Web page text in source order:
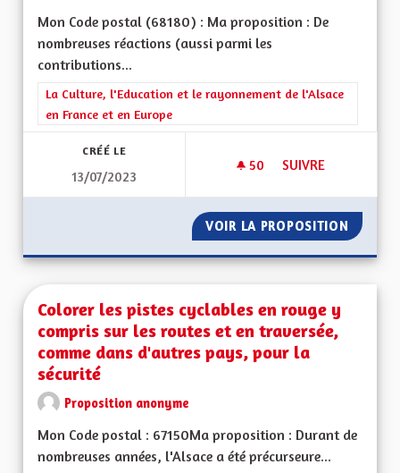
Mon Code postal (68180) : Ma proposition : De
nombreuses réactions (aussi parmi les
contributions...
Filtrer les résultats de la catégorie : La Culture, l'Education et
La Culture, l'Education et le rayonnement de l'Alsace
en France et en Europe
CRÉÉ LE
13/07/2023
50 50 ABONNÉS
SUIVRE
VOIR LA PROPOSITION
Colorer les pistes cyclables en rouge y
compris sur les routes et en traversée,
comme dans d'autres pays, pour la
sécurité
Proposition anonyme
Mon Code postal : 67150Ma proposition : Durant de
nombreuses années, l'Alsace a été précurseure...